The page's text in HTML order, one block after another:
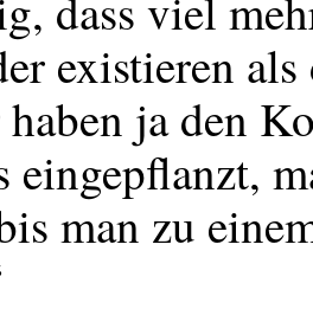
existieren
ja den
eingepflanzt,
man zu